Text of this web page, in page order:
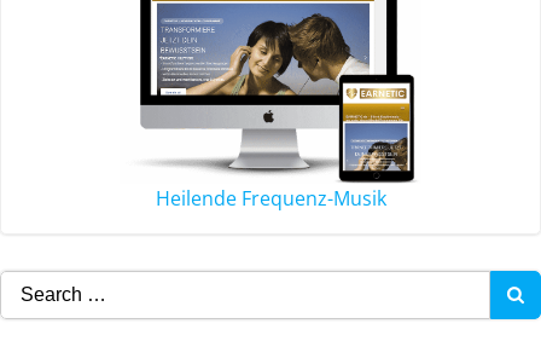
Heilende Frequenz-Musik